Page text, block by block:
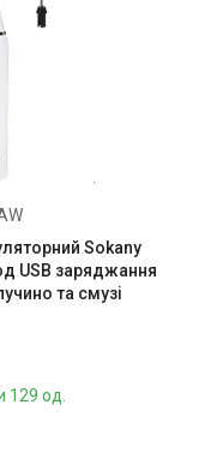
Sokany
USB заряджання
та смузі
129 од.